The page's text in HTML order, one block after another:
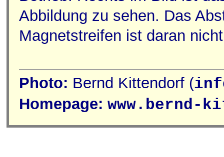
Abbildung zu sehen. Das
Magnetstreifen ist daran
Photo: Bernd Kittendorf (
Homepage: www.bernd-